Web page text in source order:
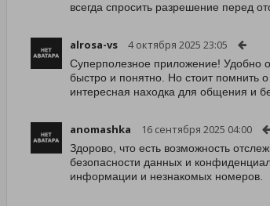
всегда спросить разрешение перед
alrosa-vs 4 октября 2025 23:05
Суперполезное приложение! Удобно
быстро и понятно. Но стоит помнить
интересная находка для общения и
anomashka 16 сентября 2025 04:00
Здорово, что есть возможность
безопасности данных и
информации и незнакомых номеров.